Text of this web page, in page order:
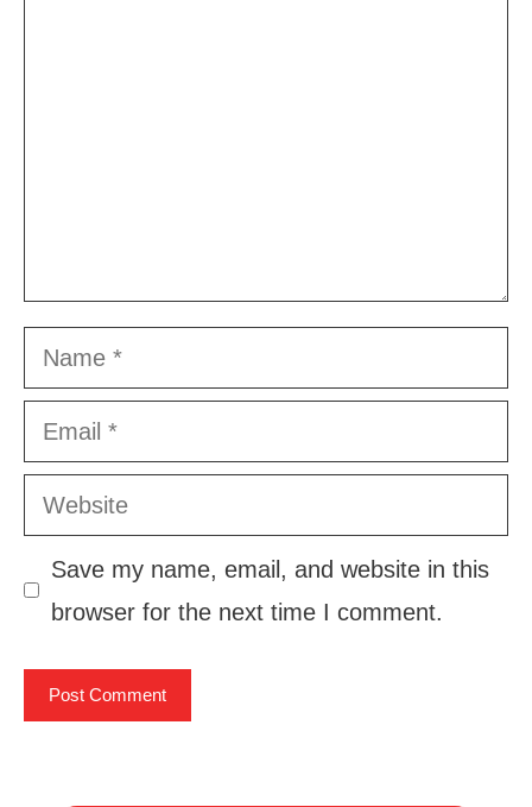
Name
Email
Website
Save my name, email, and website in this
browser for the next time I comment.